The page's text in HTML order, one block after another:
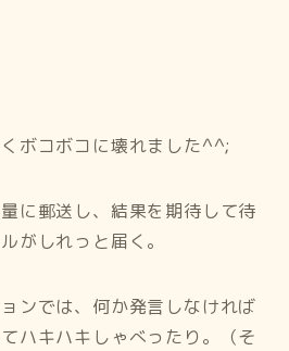
ボコボコに壊れました^^;
に郵送し、結果を期待して待
がしれっと届く。
ンでは、何か発言しなければ
ハキハキしゃべったり。（そ